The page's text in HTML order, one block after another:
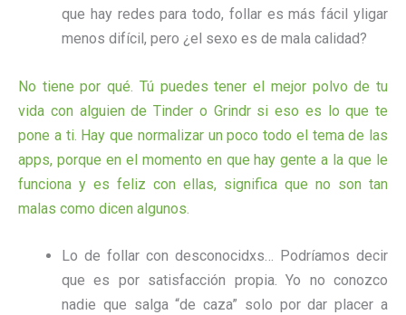
que hay redes para todo, follar es más fácil yligar
menos difícil, pero ¿el sexo es de mala calidad?
No tiene por qué. Tú puedes tener el mejor polvo de tu
vida con alguien de Tinder o Grindr si eso es lo que te
pone a ti. Hay que normalizar un poco todo el tema de las
apps, porque en el momento en que hay gente a la que le
funciona y es feliz con ellas, significa que no son tan
malas como dicen algunos.
Lo de follar con desconocidxs… Podríamos decir
que es por satisfacción propia. Yo no conozco
nadie que salga “de caza” solo por dar placer a